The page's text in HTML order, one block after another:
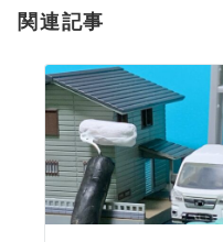
ン
関連記事